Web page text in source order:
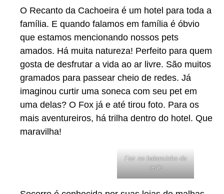
O Recanto da Cachoeira é um hotel para toda a
família. E quando falamos em família é óbvio
que estamos mencionando nossos pets
amados. Há muita natureza! Perfeito para quem
gosta de desfrutar a vida ao ar livre. São muitos
gramados para passear cheio de redes. Já
imaginou curtir uma soneca com seu pet em
uma delas? O Fox já e até tirou foto. Para os
mais aventureiros, há trilha dentro do hotel. Que
maravilha!
Foz no balancinho da
rede